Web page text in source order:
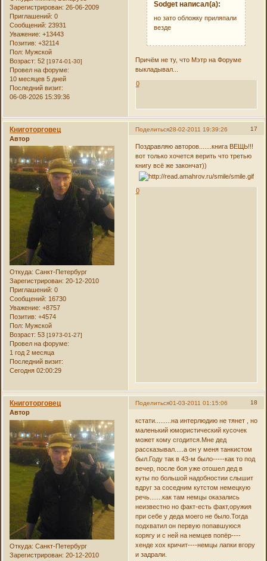
Зарегистрирован: 26-06-2009
Приглашений: 0
Сообщений: 23931
Уважение: +13443
Позитив: +32114
Пол: Мужской
Возраст: 52[1974-01-30]
Провел на форуме:
10 месяцев 5 дней
Последний визит:
06-08-2026 15:39:36
Sodget написал(а):
но зато обложку приляпали
везде
Причём не ту, что Мэтр на Форуме
выкладывал...
0
Поделиться 17
28-02-2011 19:39:26
Книготорговец
Автор
Откуда: Санкт-Петербург
Зарегистрирован: 20-12-2010
Приглашений: 0
Сообщений: 16730
Уважение: +8757
Позитив: +4574
Пол: Мужской
Возраст: 53[1973-01-27]
Провел на форуме:
1 год 2 месяца
Последний визит:
Сегодня 02:00:29
Поздравляю авторов.......книга ВЕЩЬ!!!
вот только хочется верить что третью
книгу всё же закончат))
0
Поделиться 18
01-03-2011 01:15:06
Книготорговец
Автор
Откуда: Санкт-Петербург
Зарегистрирован: 20-12-2010
кстати.........на интерлюдию не тянет , но
маленький юмористический кусочек
может кому сгодится.Мне дед
рассказывал.....а он у меня танкистом
был.Году так в 43-м было-----как то под
вечер, после боя уже отошел дед в
куты по большой надобностии слышит
вдруг за соседним кутстом немецкую
речь.......как там немцы оказались
неизвестно но факт-есть факт,оружия
при себе у деда моего не было.Тогда
подхватил он первую попавшуюся
корягу и с ней на немцев попёр----
хенде хох кричит----немцы лапки вгору
и задрали.